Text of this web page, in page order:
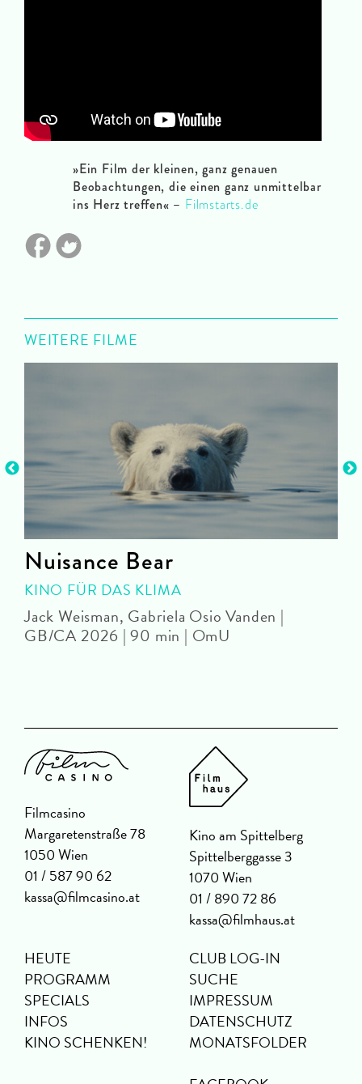
»Ein Film der kleinen, ganz genauen
Beobachtungen, die einen ganz unmittelbar
ins Herz treffen« – Filmstarts.de
WEITERE FILME
Nuisance Bear
KINO FÜR DAS KLIMA
Jack Weisman, Gabriela Osio Vanden |
GB/CA 2026 | 90 min | OmU
Filmcasino
Margaretenstraße 78
1050 Wien
01 / 587 90 62
kassa@filmcasino.at
Kino am Spittelberg
Spittelberggasse 3
1070 Wien
01 / 890 72 86
kassa@filmhaus.at
HEUTE
PROGRAMM
SPECIALS
INFOS
KINO SCHENKEN!
CLUB LOG-IN
SUCHE
IMPRESSUM
DATENSCHUTZ
MONATSFOLDER